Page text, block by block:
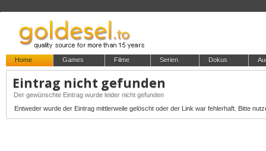
Home Games Filme Serien Dokus
Eintrag nicht gefunden
Der gewünschte Eintrag wurde leider nicht gefunden
Entweder wurde der Eintrag mittlerweile gelöscht oder der Link war fehlerhaft. Bitte